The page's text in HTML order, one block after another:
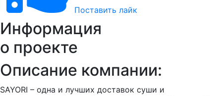
Поставить лайк
Информация
о проекте
Описание компании:
SAYORI – одна и лучших доставок суши и